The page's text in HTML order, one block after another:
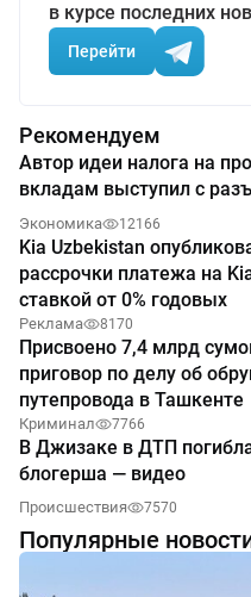
в курсе последних
Перейти
Рекомендуем
Автор идеи налога на
вкладам выступил с
Экономика 12166
Kia Uzbekistan
рассрочки платежа на
ставкой от 0% годовых
Реклама 8170
Присвоено 7,4 млрд
приговор по делу об
путепровода в Ташкенте
Криминал 7766
В Джизаке в ДТП
блогерша — видео
Происшествия 7570
Популярные